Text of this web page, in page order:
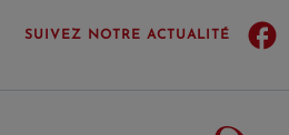
SUIVEZ NOTRE ACTUALITÉ